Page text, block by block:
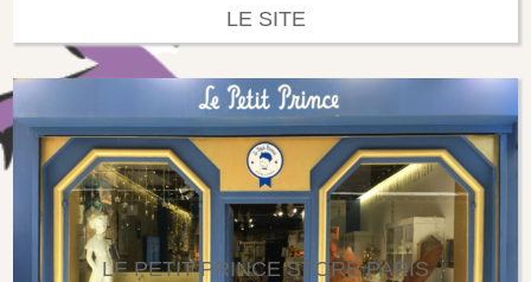
LE SITE
LE PETIT PRINCE STORE PARIS